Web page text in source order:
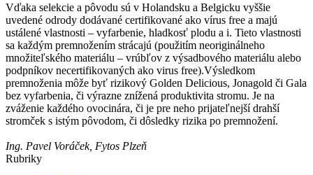
Vďaka selekcie a pôvodu sú v Holandsku a Belgicku vyššie
uvedené odrody dodávané certifikované ako vírus free a majú
ustálené vlastnosti – vyfarbenie, hladkosť plodu a i. Tieto vlastnosti
sa každým premnožením strácajú (použitím neoriginálneho
množiteľského materiálu – vrúbľov z výsadbového materiálu alebo
podpníkov necertifikovaných ako virus free).Výsledkom
premnoženia môže byť rizikový Golden Delicious, Jonagold či Gala
bez vyfarbenia, či výrazne znížená produktivita stromu. Je na
zváženie každého ovocinára, či je pre neho prijateľnejší drahší
stromček s istým pôvodom, či dôsledky rizika po premnožení.
Ing. Pavel Voráček, Fytos Plzeň
Rubriky